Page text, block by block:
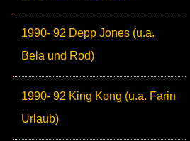
1990- 92 Depp Jones (u.a.
Bela und Rod)
1990- 92 King Kong (u.a. Farin
Urlaub)